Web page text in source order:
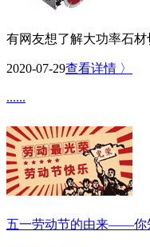
有网友想了解大功率石
2020-07-29查看详情 〉
......
五一劳动节的由来——你